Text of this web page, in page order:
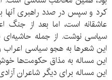
کرد و سپس در صدد راهبری آنها
عاشقانه است، اما بعد از
سیاسی نوشت. از جمله حاشیه‌ای
این شعرها به هجو سیاسی اعراب
این مساله به مذاق حکومت‌ها
این مساله برای دیگر شاعران